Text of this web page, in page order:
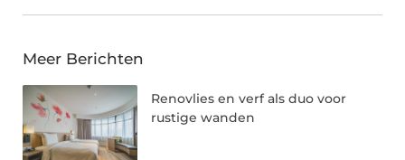
Meer Berichten
Renovlies en verf als duo voor
rustige wanden